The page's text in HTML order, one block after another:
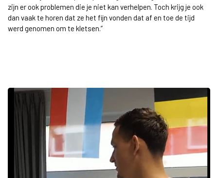
zijn er ook problemen die je niet kan verhelpen. Toch krijg je ook
dan vaak te horen dat ze het fijn vonden dat af en toe de tijd
werd genomen om te kletsen.”